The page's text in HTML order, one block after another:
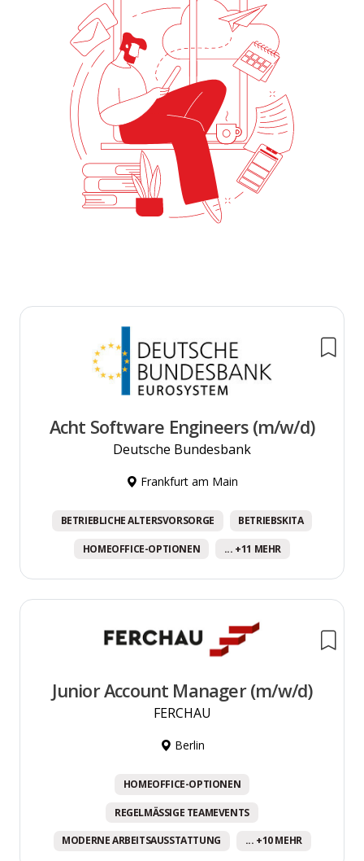
Acht Software Engineers (m/w/d)
Deutsche Bundesbank
Frankfurt am Main
BETRIEBLICHE ALTERSVORSORGE BETRIEBSKITA
HOMEOFFICE-OPTIONEN ... +11 MEHR
Junior Account Manager (m/w/d)
FERCHAU
Berlin
HOMEOFFICE-OPTIONEN
REGELMÄSSIGE TEAMEVENTS
MODERNE ARBEITSAUSSTATTUNG ... +10 MEHR